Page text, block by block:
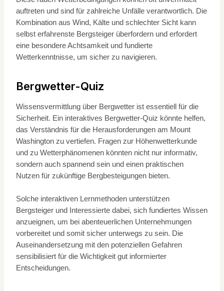
auftreten und sind für zahlreiche Unfälle verantwortlich. Die
Kombination aus Wind, Kälte und schlechter Sicht kann
selbst erfahrenste Bergsteiger überfordern und erfordert
eine besondere Achtsamkeit und fundierte
Wetterkenntnisse, um sicher zu navigieren.
Bergwetter-Quiz
Wissensvermittlung über Bergwetter ist essentiell für die
Sicherheit. Ein interaktives Bergwetter-Quiz könnte helfen,
das Verständnis für die Herausforderungen am Mount
Washington zu vertiefen. Fragen zur Höhenwetterkunde
und zu Wetterphänomenen könnten nicht nur informativ,
sondern auch spannend sein und einen praktischen
Nutzen für zukünftige Bergbesteigungen bieten.
Solche interaktiven Lernmethoden unterstützen
Bergsteiger und Interessierte dabei, sich fundiertes Wissen
anzueignen, um bei abenteuerlichen Unternehmungen
vorbereitet und somit sicher unterwegs zu sein. Die
Auseinandersetzung mit den potenziellen Gefahren
sensibilisiert für die Wichtigkeit gut informierter
Entscheidungen.